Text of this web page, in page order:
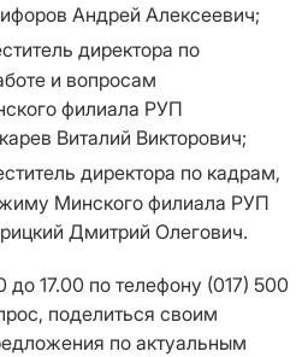
Андрей Алексеевич;
директора по
и вопросам
филиала РУП
Виталий Викторович;
директора по кадрам,
Минского филиала РУП
Дмитрий Олегович.
до 17.00 по телефону (017) 500
поделиться своим
по актуальным